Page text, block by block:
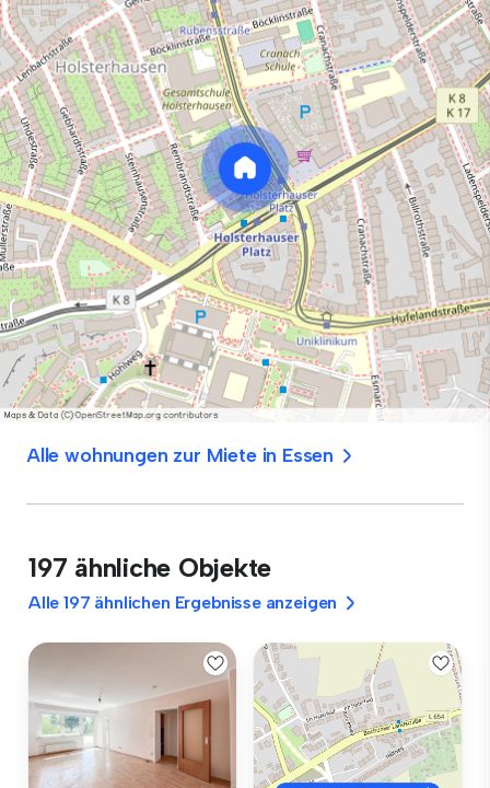
Alle wohnungen zur Miete in Essen
197 ähnliche Objekte
Alle 197 ähnlichen Ergebnisse anzeigen